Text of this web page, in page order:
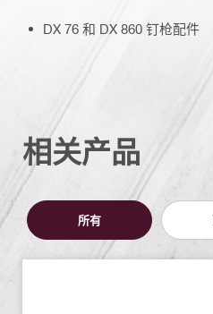
DX 76 和 DX 860 钉枪配件
相关产品
所有